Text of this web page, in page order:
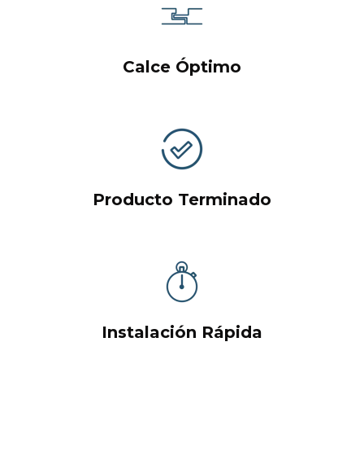
Calce Óptimo
Producto Terminado
Instalación Rápida